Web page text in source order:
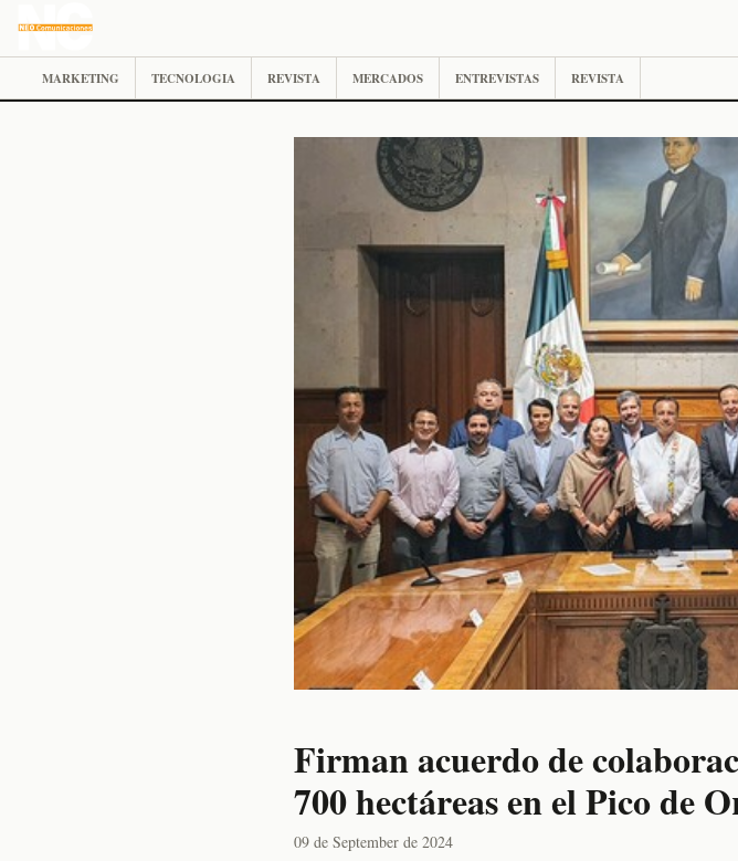
MARKETING TECNOLOGIA REVISTA MERCADOS ENTREVISTAS REVISTA
Firman acuerdo de
700 hectáreas en el Pico de
09 de September de 2024